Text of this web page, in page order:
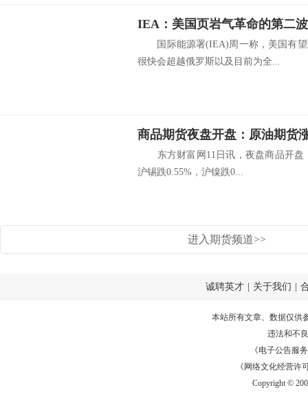
IEA：美国页岩气革命的第二
国际能源署(IEA)周一称，美国有望
很快会超越俄罗斯以及目前为全...
商品期货夜盘开盘：原油期货
东方财富网11日讯，夜盘商品开盘
沪锡跌0.55%，沪镍跌0...
进入期货频道>>
诚聘英才 关于我们
本站所有文章、数据仅供
违法和不
《电子公告服务
《网络文化经营许
Copyright ©